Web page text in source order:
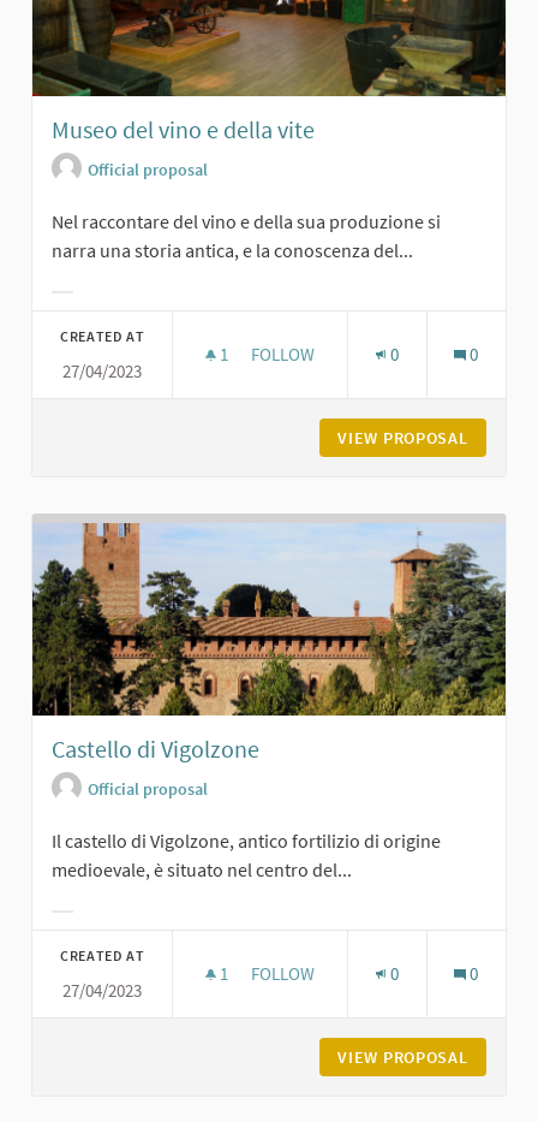
Museo del vino e della vite
Official proposal
Nel raccontare del vino e della sua produzione si
narra una storia antica, e la conoscenza del...
CREATED AT
27/04/2023
1 1 FOLLOWER
FOLLOW 0 0
VIEW PROPOSAL
Castello di Vigolzone
Official proposal
Il castello di Vigolzone, antico fortilizio di origine
medioevale, è situato nel centro del...
CREATED AT
27/04/2023
1 1 FOLLOWER
FOLLOW 0 0
VIEW PROPOSAL